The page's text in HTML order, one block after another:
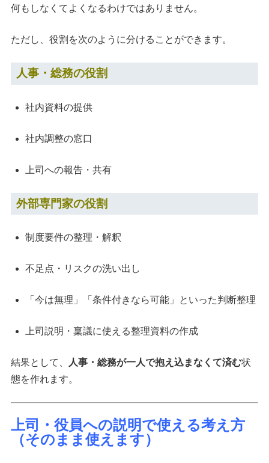
何もしなくてよくなるわけではありません。
ただし、役割を次のように分けることができます。
人事・総務の役割
社内資料の提供
社内調整の窓口
上司への報告・共有
外部専門家の役割
制度要件の整理・解釈
不足点・リスクの洗い出し
「今は無理」「条件付きなら可能」といった判断整理
上司説明・稟議に使える整理資料の作成
結果として、 人事・総務が一人で抱え込まなくて済む状
態を作れます。
上司・役員への説明で使える考え方
（そのまま使えます）